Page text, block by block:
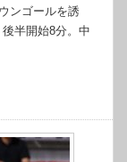
ンゴールを誘
半開始8分。中